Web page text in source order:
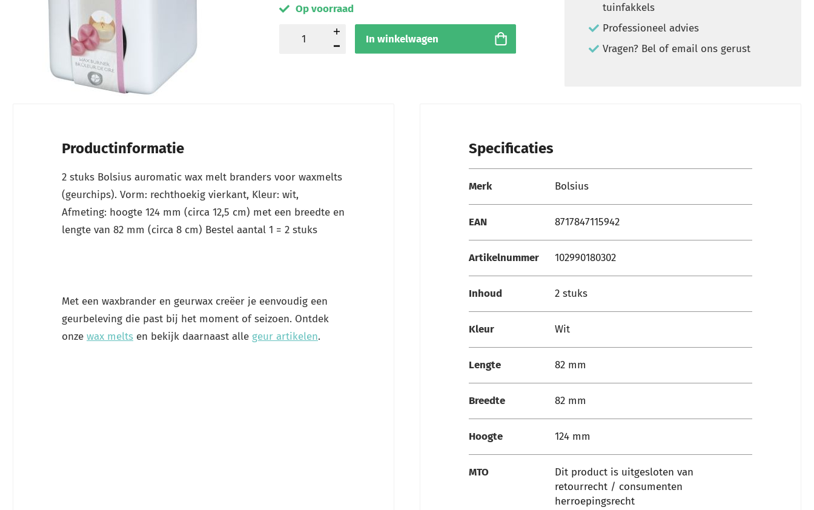
Op voorraad
In winkelwagen
tuinfakkels
Professioneel advies
Vragen? Bel of email ons gerust
Productinformatie
2 stuks Bolsius auromatic wax melt branders voor waxmelts
(geurchips). Vorm: rechthoekig vierkant, Kleur: wit,
Afmeting: hoogte 124 mm (circa 12,5 cm) met een breedte en
lengte van 82 mm (circa 8 cm) Bestel aantal 1 = 2 stuks
Met een waxbrander en geurwax creëer je eenvoudig een
geurbeleving die past bij het moment of seizoen. Ontdek
onze wax melts en bekijk daarnaast alle geur artikelen.
Specificaties
Merk
Bolsius
EAN 8717847115942
Artikelnummer 102990180302
Inhoud 2 stuks
Kleur Wit
Lengte 82 mm
Breedte 82 mm
Hoogte 124 mm
MTO
Dit product is uitgesloten van
retourrecht / consumenten
herroepingsrecht